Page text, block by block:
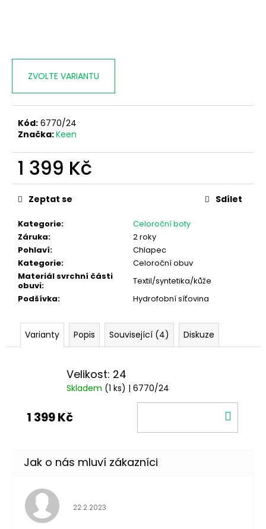
ZVOLTE VARIANTU
Kód: 6770/24
Značka:Keen
1 399 Kč
Měrná
cena:
Kategorie:
Celoroční boty
Záruka:
2 roky
Pohlaví:
Chlapec
Kategorie:
Celoroční obuv
Materiál svrchní části
obuvi:
Textil/syntetika/kůže
Podšívka: Hydrofobní síťovina
Zeptat se Sdílet
Varianty Popis Související (4) Diskuze
Velikost: 24
Skladem (1 ks) | 6770/24
1 399 Kč
Hodnocení obchodu je 5 z 5 hvězdiček.
22.2.2023